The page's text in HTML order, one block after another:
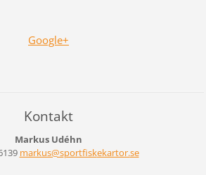
Google+
Kontakt
Markus Udéhn
markus@sportfiskekartor.se